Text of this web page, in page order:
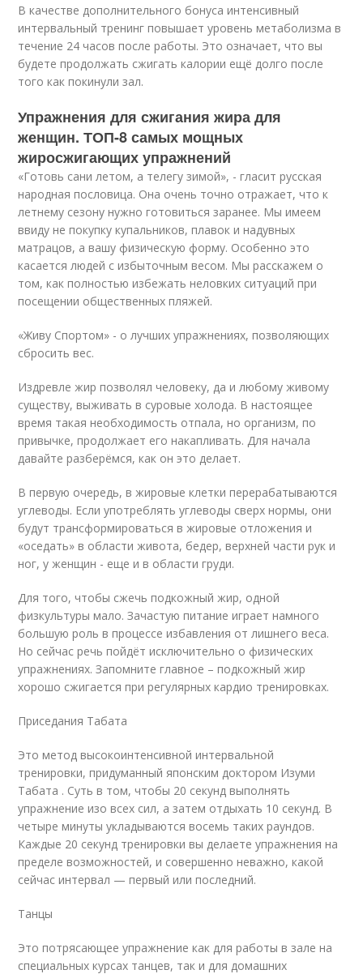
В качестве дополнительного бонуса интенсивный
интервальный тренинг повышает уровень метаболизма в
течение 24 часов после работы. Это означает, что вы
будете продолжать сжигать калории ещё долго после
того как покинули зал.
Упражнения для сжигания жира для
женщин. ТОП-8 самых мощных
жиросжигающих упражнений
«Готовь сани летом, а телегу зимой», - гласит русская
народная пословица. Она очень точно отражает, что к
летнему сезону нужно готовиться заранее. Мы имеем
ввиду не покупку купальников, плавок и надувных
матрацов, а вашу физическую форму. Особенно это
касается людей с избыточным весом. Мы расскажем о
том, как полностью избежать неловких ситуаций при
посещении общественных пляжей.
«Живу Спортом» - о лучших упражнениях, позволяющих
сбросить вес.
Издревле жир позволял человеку, да и любому живому
существу, выживать в суровые холода. В настоящее
время такая необходимость отпала, но организм, по
привычке, продолжает его накапливать. Для начала
давайте разберёмся, как он это делает.
В первую очередь, в жировые клетки перерабатываются
углеводы. Если употреблять углеводы сверх нормы, они
будут трансформироваться в жировые отложения и
«оседать» в области живота, бедер, верхней части рук и
ног, у женщин - еще и в области груди.
Для того, чтобы сжечь подкожный жир, одной
физкультуры мало. Зачастую питание играет намного
большую роль в процессе избавления от лишнего веса.
Но сейчас речь пойдёт исключительно о физических
упражнениях. Запомните главное – подкожный жир
хорошо сжигается при регулярных кардио тренировках.
Приседания Табата
Это метод высокоинтенсивной интервальной
тренировки, придуманный японским доктором Изуми
Табата . Суть в том, чтобы 20 секунд выполнять
упражнение изо всех сил, а затем отдыхать 10 секунд. В
четыре минуты укладываются восемь таких раундов.
Каждые 20 секунд тренировки вы делаете упражнения на
пределе возможностей, и совершенно неважно, какой
сейчас интервал — первый или последний.
Танцы
Это потрясающее упражнение как для работы в зале на
специальных курсах танцев, так и для домашних